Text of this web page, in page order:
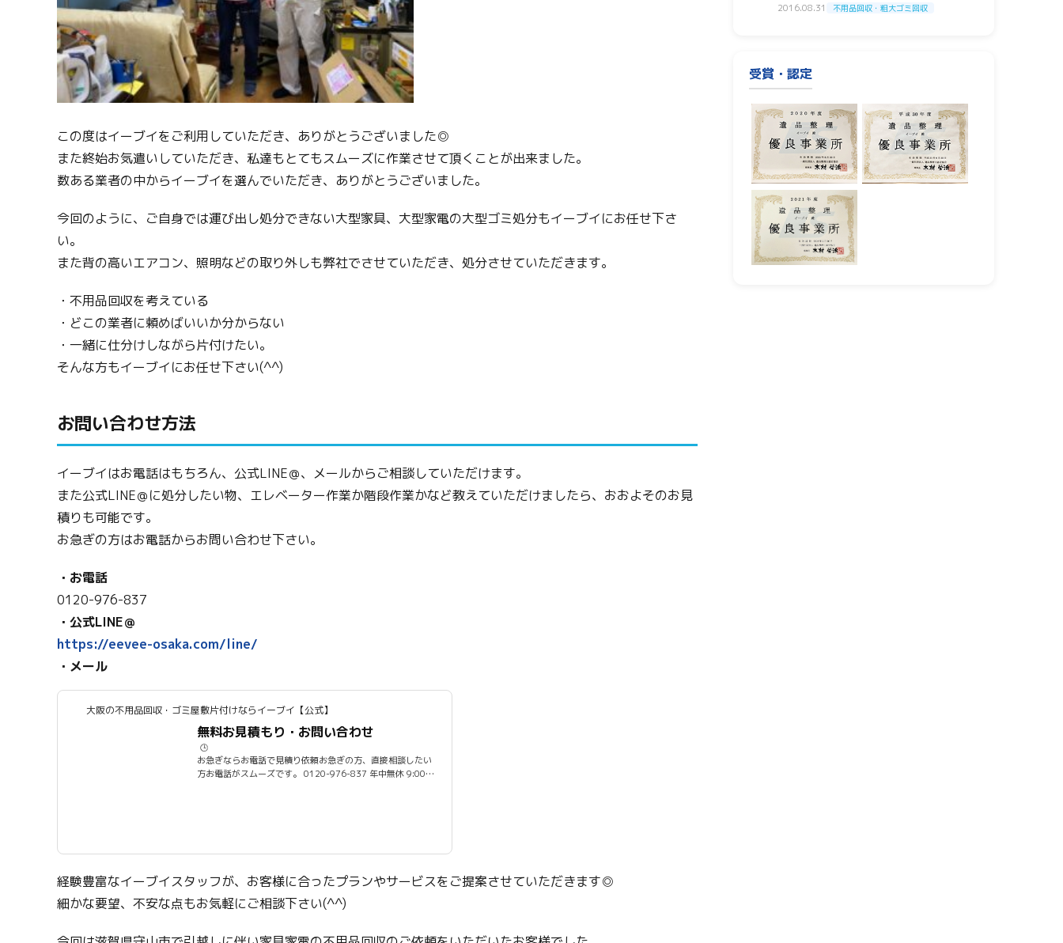
この度はイーブイをご利用していただき、ありがとうございました◎
また終始お気遣いしていただき、私達もとてもスムーズに作業させて頂くことが出来ました。
数ある業者の中からイーブイを選んでいただき、ありがとうございました。
今回のように、ご自身では運び出し処分できない大型家具、大型家電の大型ゴミ処分もイーブイにお任せ下さ
い。
また背の高いエアコン、照明などの取り外しも弊社でさせていただき、処分させていただきます。
・不用品回収を考えている
・どこの業者に頼めばいいか分からない
・一緒に仕分けしながら片付けたい。
そんな方もイーブイにお任せ下さい(^^)
お問い合わせ方法
イーブイはお電話はもちろん、公式LINE＠、メールからご相談していただけます。
また公式LINE＠に処分したい物、エレベーター作業か階段作業かなど教えていただけましたら、おおよそのお見
積りも可能です。
お急ぎの方はお電話からお問い合わせ下さい。
・お電話
0120-976-837
・公式LINE＠
https://eevee-osaka.com/line/
・メール
大阪の不用品回収・ゴミ屋敷片付けならイーブイ【公式】
無料お見積もり・お問い合わせ
🕒️
お急ぎならお電話で見積り依頼お急ぎの方、直接相談したい
方お電話がスムーズです。 0120-976-837 年中無休 9:00～
経験豊富なイーブイスタッフが、お客様に合ったプランやサービスをご提案させていただきます◎
細かな要望、不安な点もお気軽にご相談下さい(^^)
2016.08.31 不用品回収・粗大ゴミ回収
受賞・認定